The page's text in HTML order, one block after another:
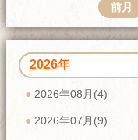
前月
2026年
2026年08月(4)
2026年07月(9)